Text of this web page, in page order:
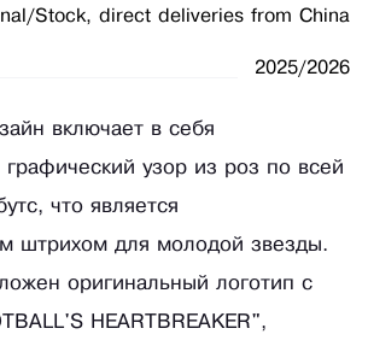
Stock, direct deliveries from China
2025/2026
включает в себя
узор из роз по всей
что является
штрихом для молодой звезды.
оригинальный логотип с
HEARTBREAKER",